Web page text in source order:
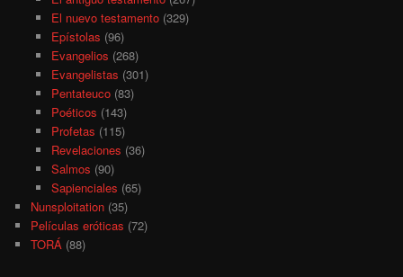
El nuevo testamento(329)
Epístolas (96)
Evangelios (268)
Evangelistas (301)
Pentateuco(83)
Poéticos (143)
Profetas (115)
Revelaciones (36)
Salmos (90)
Sapienciales (65)
Nunsploitation (35)
Películas eróticas (72)
TORÁ (88)